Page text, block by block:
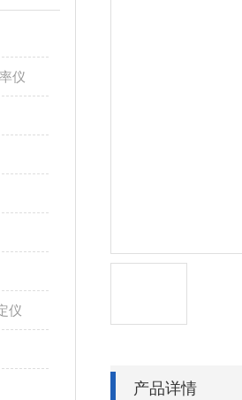
仪
仪
产品详情